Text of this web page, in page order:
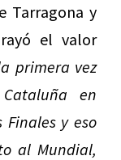
Tarragona y
el valor
primera vez
en
y eso
al Mundial,